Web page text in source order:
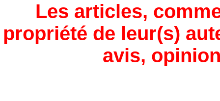
Les articles,
propriété de leur(s)
avis,